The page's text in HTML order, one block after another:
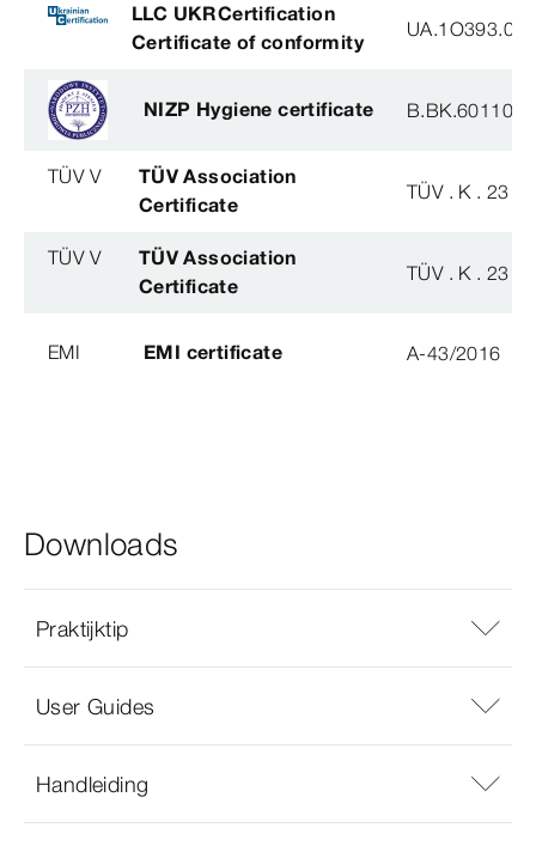
LLC UKRCertification
Certificate of conformity
NIZP Hygiene certificate
TÜV V
TÜV Association
Certificate
TÜV . K . 23 -
TÜV V
TÜV Association
Certificate
TÜV . K . 23 -
EMI EMI certificate A-43/2016
Downloads
Praktijktip
User Guides
Handleiding